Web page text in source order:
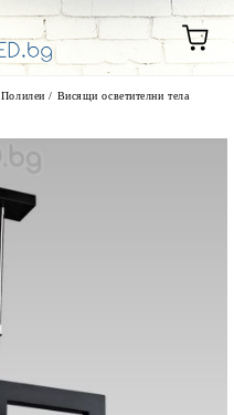
Полилеи / Висящи осветителни тела